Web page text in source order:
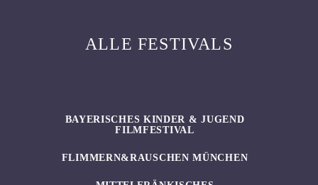
ALLE FESTIVALS
BAYERISCHES KINDER & JUGEND
FILMFESTIVAL
FLIMMERN&RAUSCHEN MÜNCHEN